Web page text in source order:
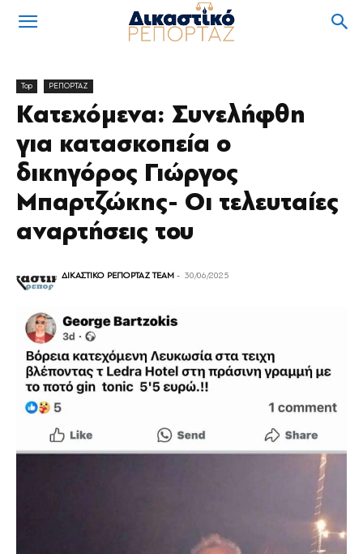
Top ΡΕΠΟΡΤΑΖ
Κατεχόμενα: Συνελήφθη
για κατασκοπεία ο
δικηγόρος Γιώργος
Μπαρτζώκης- Οι τελευταίες
αναρτήσεις του
ΔΙΚΑΣΤΙΚΟ ΡΕΠΟΡΤΑΖ TEAM - 30/06/2025